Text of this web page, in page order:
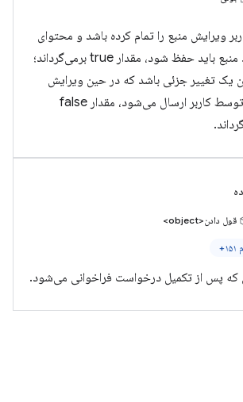
ویرایش منبع را تمام کرده باشد و محتوای
جدید منبع باید حفظ شود، مقدار true برمی‌گرداند؛
یک تغییر جزئی باشد که در حین ویرایش
منبع توسط کاربر ارسال می‌شود، مقدار false
قول دادن<object>
که پس از تکمیل درخواست فراخوانی می‌شود.